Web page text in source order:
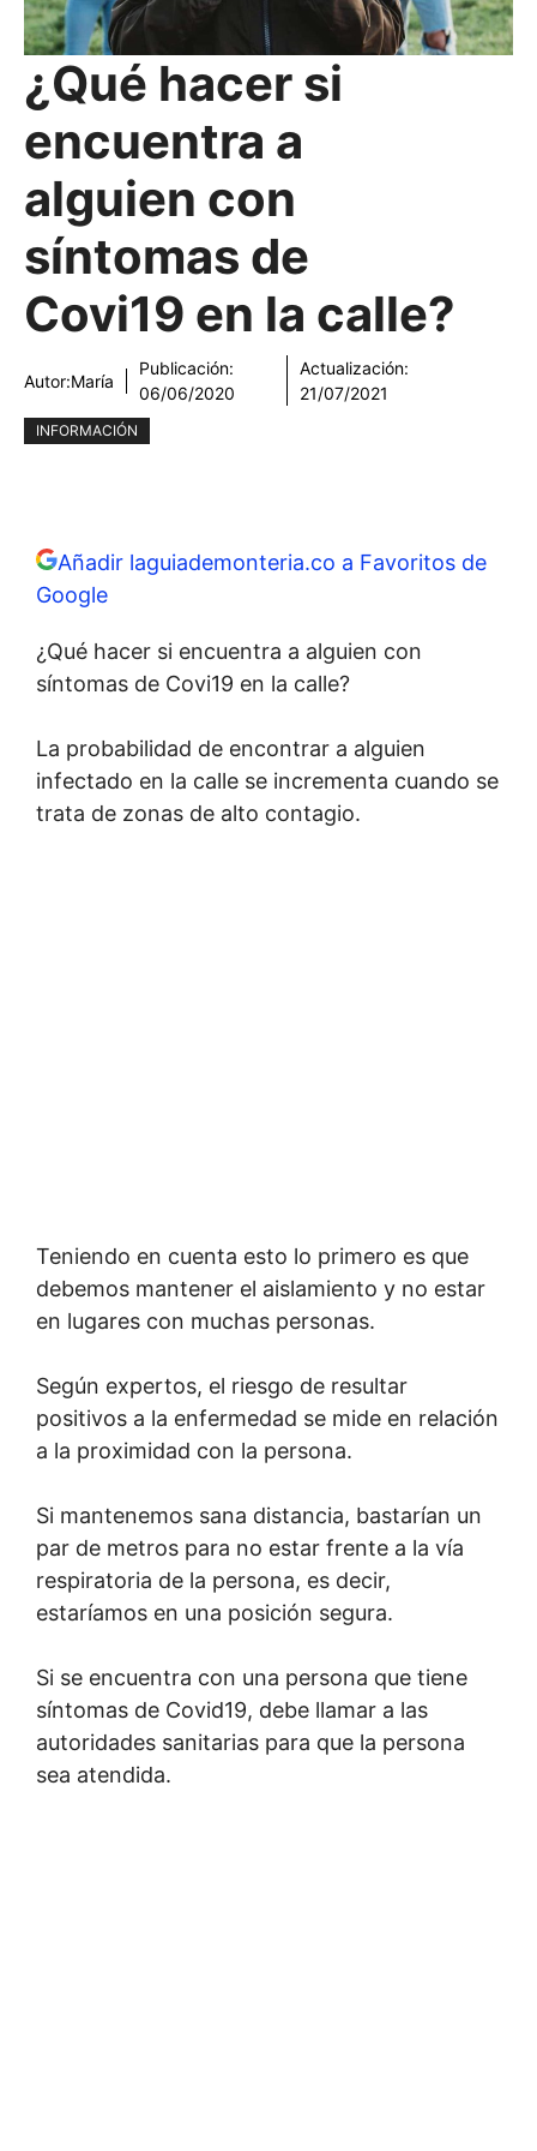
¿Qué hacer si
encuentra a
alguien con
síntomas de
Covi19 en la calle?
Autor:María
Publicación:
06/06/2020
Actualización:
21/07/2021
INFORMACIÓN
Añadir laguiademonteria.co a Favoritos de
Google
¿Qué hacer si encuentra a alguien con
síntomas de Covi19 en la calle?
La probabilidad de encontrar a alguien
infectado en la calle se incrementa cuando se
trata de zonas de alto contagio.
Teniendo en cuenta esto lo primero es que
debemos mantener el aislamiento y no estar
en lugares con muchas personas.
Según expertos, el riesgo de resultar
positivos a la enfermedad se mide en relación
a la proximidad con la persona.
Si mantenemos sana distancia, bastarían un
par de metros para no estar frente a la vía
respiratoria de la persona, es decir,
estaríamos en una posición segura.
Si se encuentra con una persona que tiene
síntomas de Covid19, debe llamar a las
autoridades sanitarias para que la persona
sea atendida.